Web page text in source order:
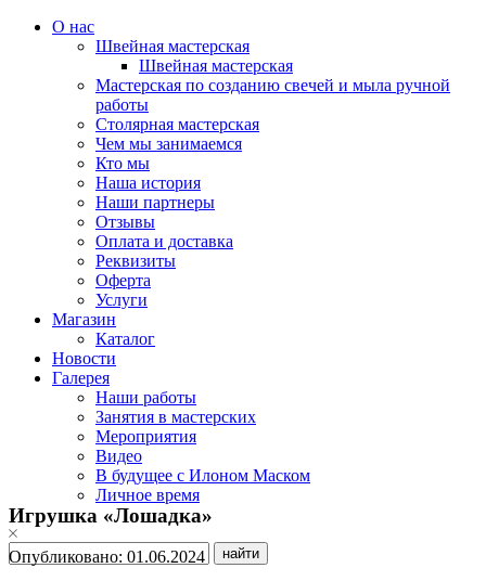
О нас
Швейная мастерская
Швейная мастерская
Мастерская по созданию свечей и мыла ручной
работы
Столярная мастерская
Чем мы занимаемся
Кто мы
Наша история
Наши партнеры
Отзывы
Оплата и доставка
Реквизиты
Оферта
Услуги
Магазин
Каталог
Новости
Галерея
Наши работы
Занятия в мастерских
Мероприятия
Видео
В будущее с Илоном Маском
Личное время
Игрушка «Лошадка»
Опубликовано: 01.06.2024